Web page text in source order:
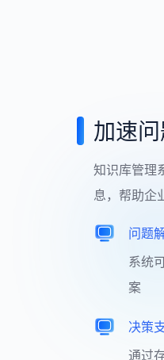
加速
知识库管理
息，帮助企
问题
系统
案
决策
通过